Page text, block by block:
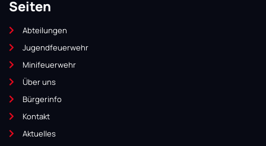
Seiten
Abteilungen
Jugendfeuerwehr
Minifeuerwehr
Über uns
Bürgerinfo
Kontakt
Aktuelles